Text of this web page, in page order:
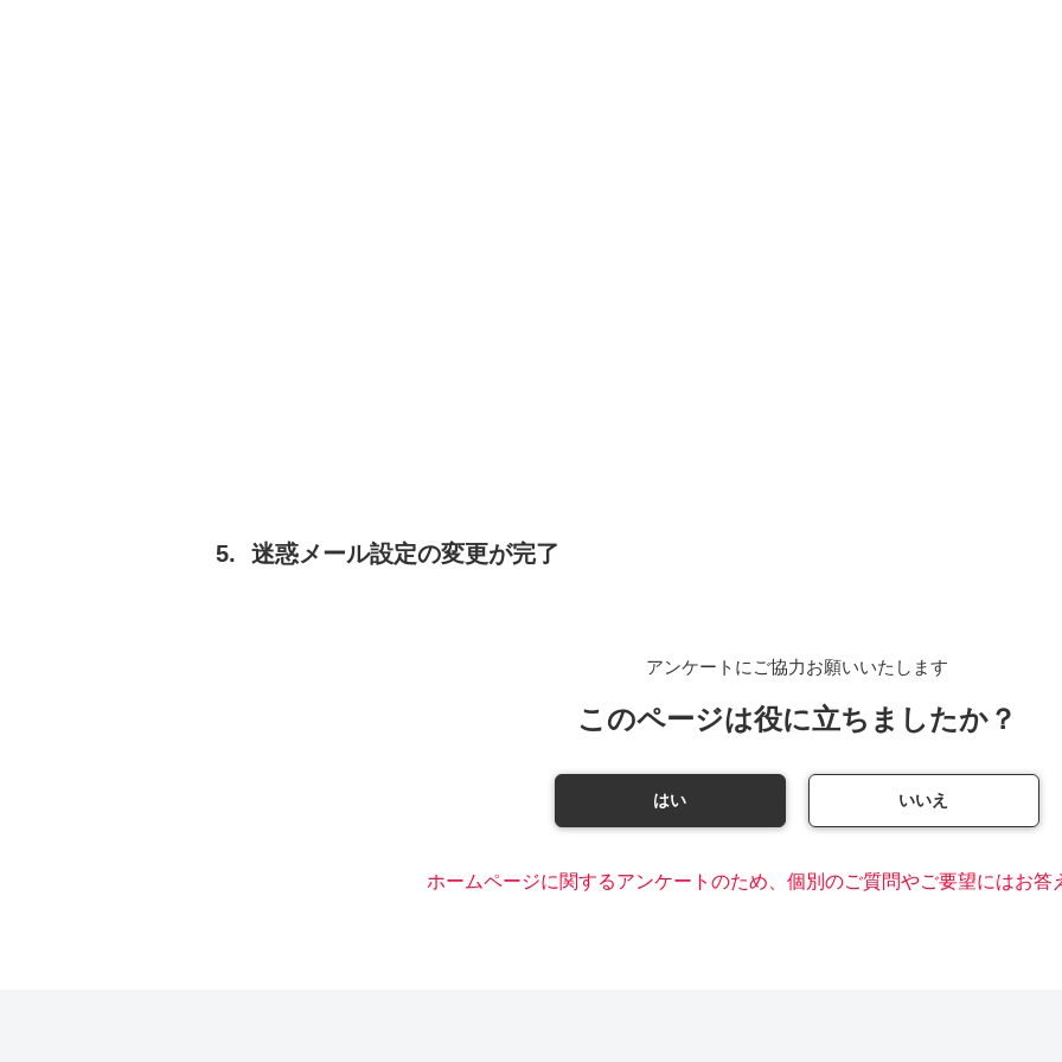
迷惑メール設定の変更が完了
アンケートにご協力お願いいたします
このページは役に立ちましたか？
はい いいえ
ホームページに関するアンケートのため、個別のご質問やご要望にはお答